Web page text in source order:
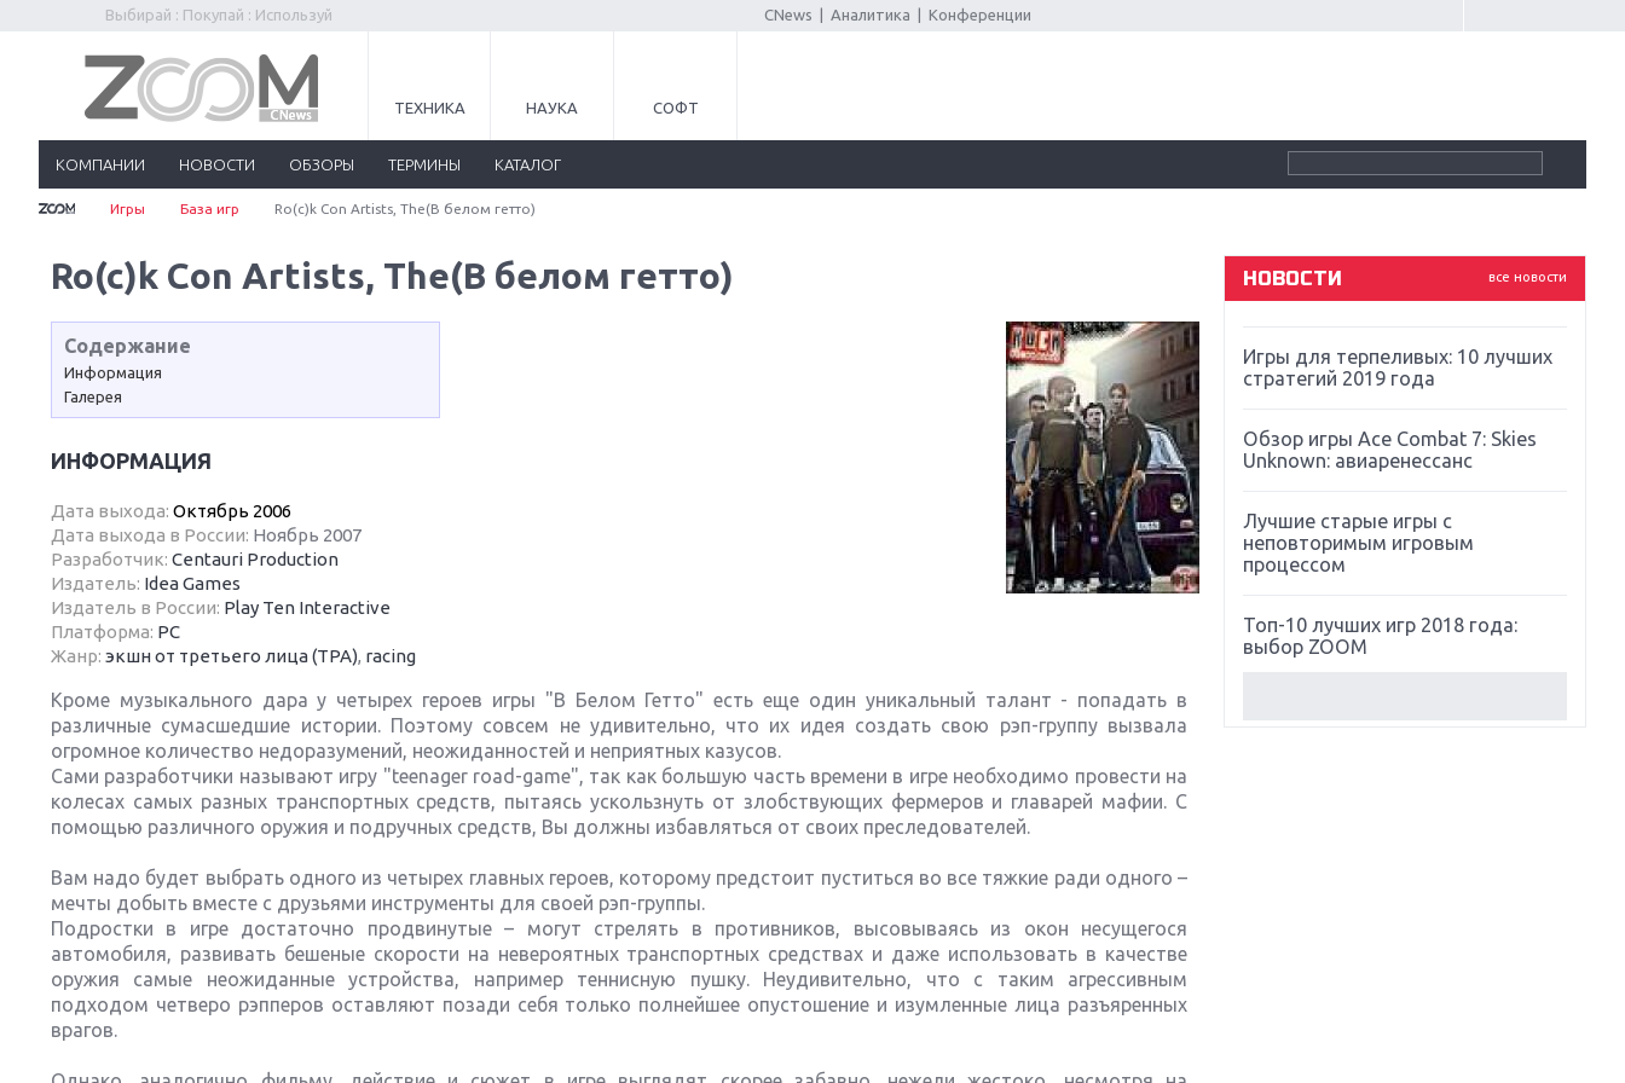
Выбирай : Покупай : Используй CNews Аналитика Конференции
ТЕХНИКА НАУКА СОФТ
КОМПАНИИ НОВОСТИ ОБЗОРЫ ТЕРМИНЫ КАТАЛОГ
Игры База игр Ro(c)k Con Artists, The(В белом гетто)
Ro(c)k Con Artists, The(В белом гетто)
Содержание
Информация
Галерея
ИНФОРМАЦИЯ
Дата выхода: Октябрь 2006
Дата выхода в России: Ноябрь 2007
Разработчик: Centauri Production
Издатель: Idea Games
Издатель в России: Play Ten Interactive
Платформа: PC
Жанр: экшн от третьего лица (TPA), racing
Кроме музыкального дара у четырех героев игры "В Белом Гетто" есть еще один уникальный талант - попадать в
различные сумасшедшие истории. Поэтому совсем не удивительно, что их идея создать свою рэп-группу вызвала
огромное количество недоразумений, неожиданностей и неприятных казусов.
Сами разработчики называют игру "teenager road-game", так как большую часть времени в игре необходимо провести на
колесах самых разных транспортных средств, пытаясь ускользнуть от злобствующих фермеров и главарей мафии. С
помощью различного оружия и подручных средств, Вы должны избавляться от своих преследователей.
Вам надо будет выбрать одного из четырех главных героев, которому предстоит пуститься во все тяжкие ради одного –
мечты добыть вместе с друзьями инструменты для своей рэп-группы.
Подростки в игре достаточно продвинутые – могут стрелять в противников, высовываясь из окон несущегося
автомобиля, развивать бешеные скорости на невероятных транспортных средствах и даже использовать в качестве
оружия самые неожиданные устройства, например теннисную пушку. Неудивительно, что с таким агрессивным
подходом четверо рэпперов оставляют позади себя только полнейшее опустошение и изумленные лица разъяренных
врагов.
все новости
НОВОСТИ
Souls
Far Cry 5: хвалить нельзя ругать
Игры для терпеливых: 10 лучших
стратегий 2019 года
Обзор игры Ace Combat 7: Skies
Unknown: авиаренессанс
Лучшие старые игры с
неповторимым игровым
процессом
Топ-10 лучших игр 2018 года:
выбор ZOOM